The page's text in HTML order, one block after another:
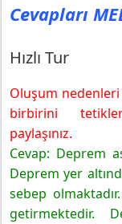
Cevapları
Hızlı Tur
Oluşum
birbirini
paylaşınız.
Cevap: Deprem
Deprem yer
sebep
getirmektedir.